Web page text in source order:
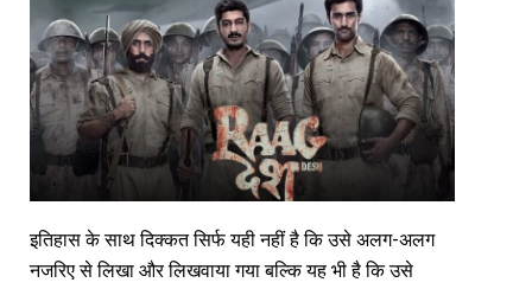
इतिहास के साथ दिक्कत सिर्फ यही नहीं है कि उसे अलग-अलग
नजरिए से लिखा और लिखवाया गया बल्कि यह भी है कि उसे